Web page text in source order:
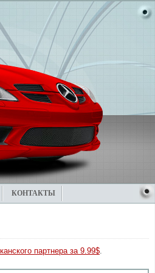
КОНТАКТЫ
партнера за 9.99$.